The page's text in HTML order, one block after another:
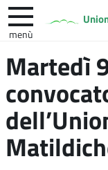
menù
nel
sito
Albinea
Martedì